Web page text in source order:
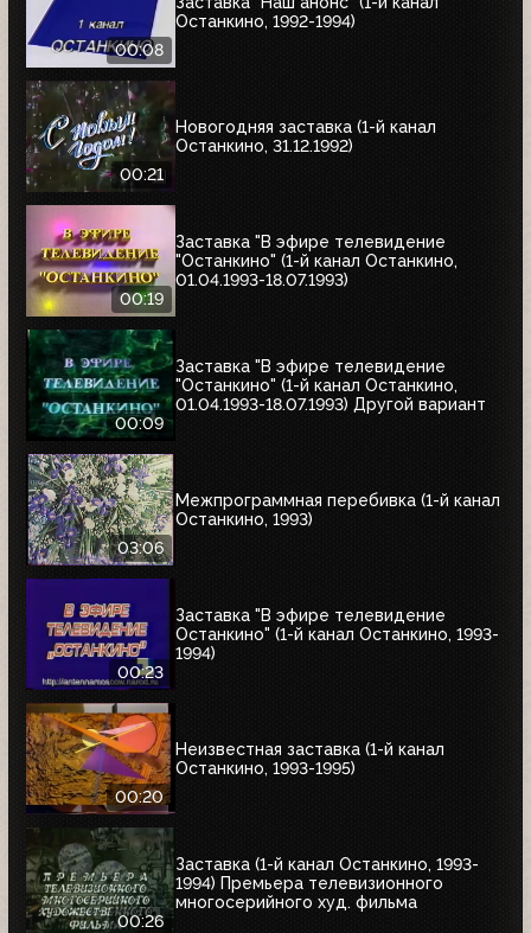
00:08
Останкино, 1992-1994)
00:21
Новогодняя заставка (1-й канал
Останкино, 31.12.1992)
00:19
Заставка "В эфире телевидение
"Останкино" (1-й канал Останкино,
01.04.1993-18.07.1993)
00:09
Заставка "В эфире телевидение
"Останкино" (1-й канал Останкино,
01.04.1993-18.07.1993) Другой вариант
03:06
Межпрограммная перебивка (1-й канал
Останкино, 1993)
00:23
Заставка "В эфире телевидение
Останкино" (1-й канал Останкино, 1993-
1994)
00:20
Неизвестная заставка (1-й канал
Останкино, 1993-1995)
00:26
Заставка (1-й канал Останкино, 1993-
1994) Премьера телевизионного
многосерийного худ. фильма